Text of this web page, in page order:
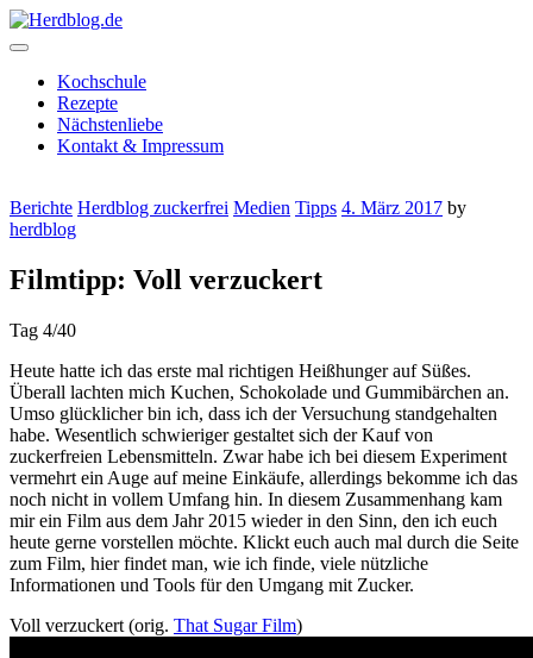
Skip
to
Herdblog.de
Kochschule
Rezepte
Nächstenliebe
Kontakt & Impressum
Berichte Herdblog zuckerfrei Medien Tipps 4. März 2017 by
herdblog
Filmtipp: Voll verzuckert
Tag 4/40
Heute hatte ich das erste mal richtigen Heißhunger auf Süßes.
Überall lachten mich Kuchen, Schokolade und Gummibärchen an.
Umso glücklicher bin ich, dass ich der Versuchung standgehalten
habe. Wesentlich schwieriger gestaltet sich der Kauf von
zuckerfreien Lebensmitteln. Zwar habe ich bei diesem Experiment
vermehrt ein Auge auf meine Einkäufe, allerdings bekomme ich das
noch nicht in vollem Umfang hin. In diesem Zusammenhang kam
mir ein Film aus dem Jahr 2015 wieder in den Sinn, den ich euch
heute gerne vorstellen möchte. Klickt euch auch mal durch die Seite
zum Film, hier findet man, wie ich finde, viele nützliche
Informationen und Tools für den Umgang mit Zucker.
Voll verzuckert (orig. That Sugar Film)